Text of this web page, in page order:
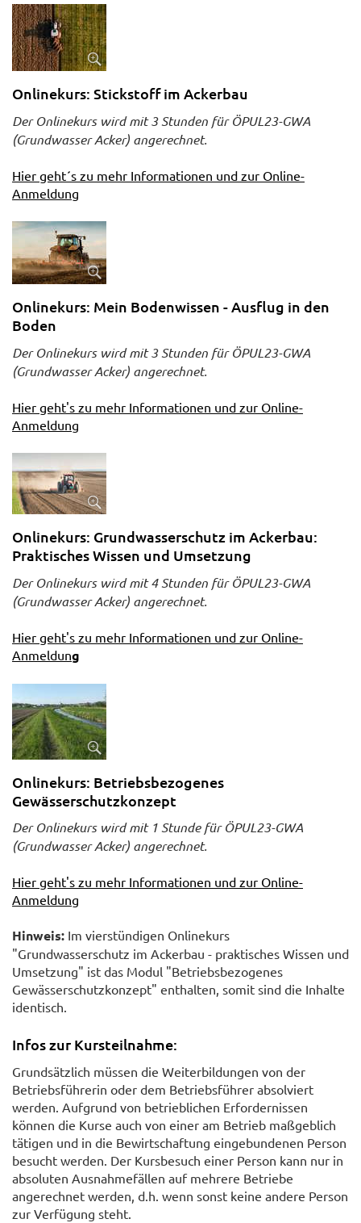
Onlinekurs: Stickstoff im Ackerbau
Der Onlinekurs wird mit 3 Stunden für ÖPUL23-GWA
(Grundwasser Acker) angerechnet.
Hier geht´s zu mehr Informationen und zur Online-
Anmeldung
Onlinekurs: Mein Bodenwissen - Ausflug in den
Boden
Der Onlinekurs wird mit 3 Stunden für ÖPUL23-GWA
(Grundwasser Acker) angerechnet.
Hier geht's zu mehr Informationen und zur Online-
Anmeldung
Onlinekurs: Grundwasserschutz im Ackerbau:
Praktisches Wissen und Umsetzung
Der Onlinekurs wird mit 4 Stunden für ÖPUL23-GWA
(Grundwasser Acker) angerechnet.
Hier geht's zu mehr Informationen und zur Online-
Anmeldung
Onlinekurs: Betriebsbezogenes
Gewässerschutzkonzept
Der Onlinekurs wird mit 1 Stunde für ÖPUL23-GWA
(Grundwasser Acker) angerechnet.
Hier geht's zu mehr Informationen und zur Online-
Anmeldung
Hinweis: Im vierstündigen Onlinekurs
"Grundwasserschutz im Ackerbau - praktisches Wissen und
Umsetzung" ist das Modul "Betriebsbezogenes
Gewässerschutzkonzept" enthalten, somit sind die Inhalte
identisch.
Infos zur Kursteilnahme:
Grundsätzlich müssen die Weiterbildungen von der
Betriebsführerin oder dem Betriebsführer absolviert
werden. Aufgrund von betrieblichen Erfordernissen
können die Kurse auch von einer am Betrieb maßgeblich
tätigen und in die Bewirtschaftung eingebundenen Person
besucht werden. Der Kursbesuch einer Person kann nur in
absoluten Ausnahmefällen auf mehrere Betriebe
angerechnet werden, d.h. wenn sonst keine andere Person
zur Verfügung steht.